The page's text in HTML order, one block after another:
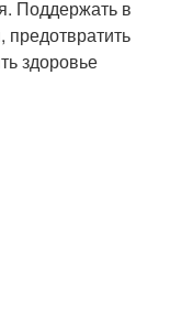
Поддержать в
здоровье